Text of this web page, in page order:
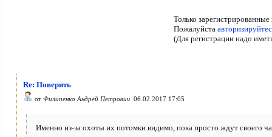
Только
Пожалуйста
(Для регистрации надо
Re: Поверить
от Филипенко Андрей Петрович 06.02.2017 17:05
Именно из-за охоты их потомки видимо, пока просто ждут своего